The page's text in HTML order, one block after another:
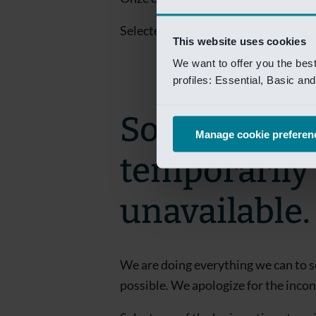
This website uses cookies
We want to offer you the
profiles: Essential, Basic
Manage cookie
Selecteer een van de login opties
Sorry! This
temporarily
unavailable.
We are doing everything we can to
possible. We apologize for the